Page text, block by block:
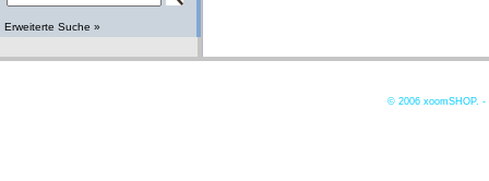
Erweiterte Suche »
© 2006 xoomSHOP. -